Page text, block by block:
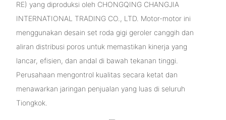
RE) yang diproduksi oleh CHONGQING CHANGJIA
INTERNATIONAL TRADING CO., LTD. Motor-motor ini
menggunakan desain set roda gigi geroler canggih dan
aliran distribusi poros untuk memastikan kinerja yang
lancar, efisien, dan andal di bawah tekanan tinggi.
Perusahaan mengontrol kualitas secara ketat dan
menawarkan jaringan penjualan yang luas di seluruh
Tiongkok.